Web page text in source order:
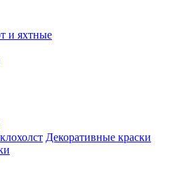
и яхтные
Декоративные краски